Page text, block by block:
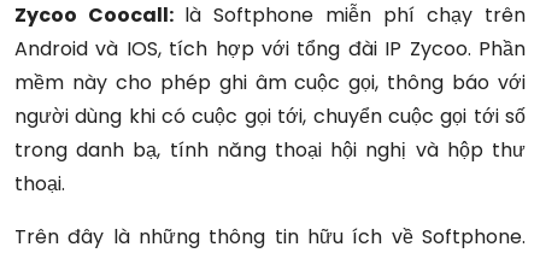
Zycoo Coocall: là Softphone miễn phí chạy trên
Android và IOS, tích hợp với tổng đài IP Zycoo. Phần
mềm này cho phép ghi âm cuộc gọi, thông báo với
người dùng khi có cuộc gọi tới, chuyển cuộc gọi tới số
trong danh bạ, tính năng thoại hội nghị và hộp thư
thoại.
Trên đây là những thông tin hữu ích về Softphone.